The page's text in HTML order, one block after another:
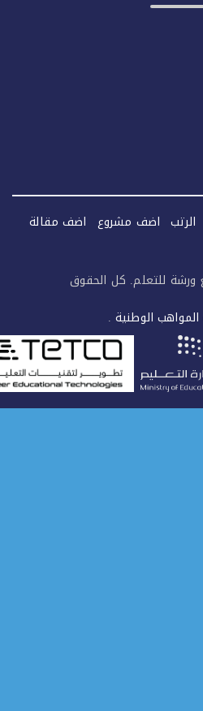
اضف مشروع اضف مقالة
ورشة للتعلم. كل الحقوق
الوطنية.